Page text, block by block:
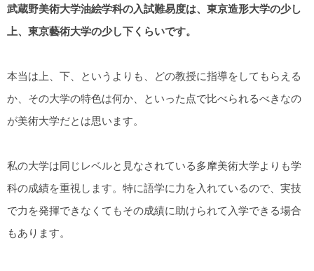
武蔵野美術大学油絵学科の入試難易度は、東京造形大学の少し
上、東京藝術大学の少し下くらいです。
本当は上、下、というよりも、どの教授に指導をしてもらえる
か、その大学の特色は何か、といった点で比べられるべきなの
が美術大学だとは思います。
私の大学は同じレベルと見なされている多摩美術大学よりも学
科の成績を重視します。特に語学に力を入れているので、実技
で力を発揮できなくてもその成績に助けられて入学できる場合
もあります。